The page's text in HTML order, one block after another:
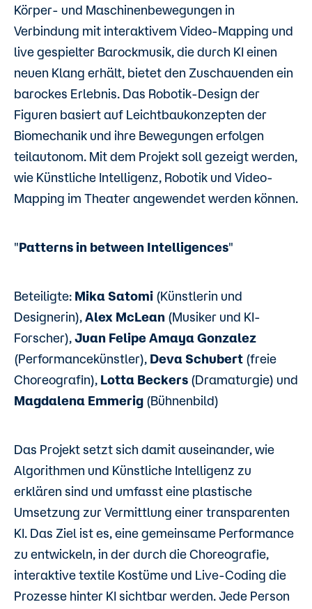
Körper- und Maschinenbewegungen in
Verbindung mit interaktivem Video-Mapping und
live gespielter Barockmusik, die durch KI einen
neuen Klang erhält, bietet den Zuschauenden ein
barockes Erlebnis. Das Robotik-Design der
Figuren basiert auf Leichtbaukonzepten der
Biomechanik und ihre Bewegungen erfolgen
teilautonom. Mit dem Projekt soll gezeigt werden,
wie Künstliche Intelligenz, Robotik und Video-
Mapping im Theater angewendet werden können.
"Patterns in between Intelligences"
Beteiligte: Mika Satomi (Künstlerin und
Designerin), Alex McLean (Musiker und KI-
Forscher), Juan Felipe Amaya Gonzalez
(Performancekünstler), Deva Schubert (freie
Choreografin), Lotta Beckers (Dramaturgie) und
Magdalena Emmerig (Bühnenbild)
Das Projekt setzt sich damit auseinander, wie
Algorithmen und Künstliche Intelligenz zu
erklären sind und umfasst eine plastische
Umsetzung zur Vermittlung einer transparenten
KI. Das Ziel ist es, eine gemeinsame Performance
zu entwickeln, in der durch die Choreografie,
interaktive textile Kostüme und Live-Coding die
Prozesse hinter KI sichtbar werden. Jede Person